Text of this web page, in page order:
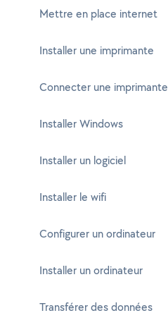
Mettre en place internet
Installer une imprimante
Connecter une imprimante
Installer Windows
Installer un logiciel
Installer le wifi
Configurer un ordinateur
Installer un ordinateur
Transférer des données